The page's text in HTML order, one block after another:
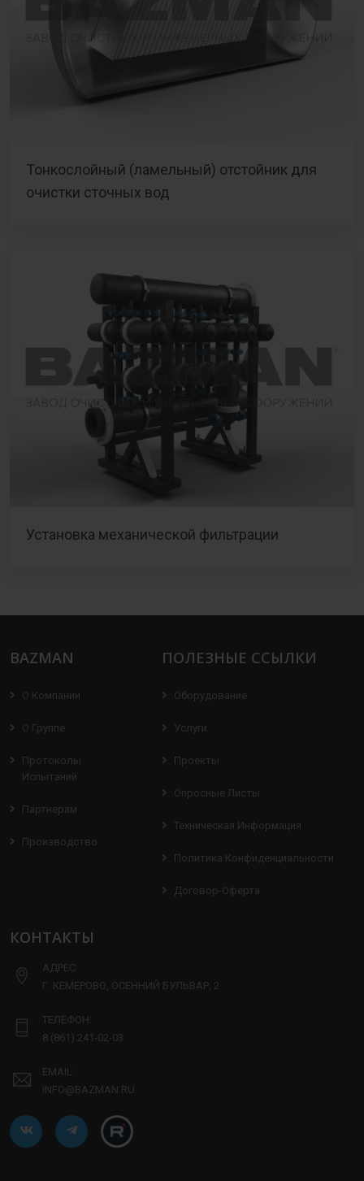
Тонкослойный (ламельный) отстойник для
очистки сточных вод
Установка механической фильтрации
BAZMAN
О Компании
О Группе
Протоколы
Испытаний
Партнерам
Производство
ПОЛЕЗНЫЕ ССЫЛКИ
Оборудование
Услуги
Проекты
Опросные Листы
Техническая Информация
Политика Конфиденциальности
Договор-Оферта
КОНТАКТЫ
АДРЕС:
Г. КЕМЕРОВО, ОСЕННИЙ БУЛЬВАР, 2
ТЕЛЕФОН:
8 (861) 241-02-03
EMAIL:
INFO@BAZMAN.RU